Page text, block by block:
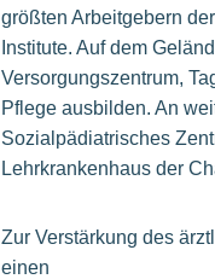
größten Arbeitgebern
Institute. Auf dem
Versorgungszentrum,
Pflege ausbilden. An
Sozialpädiatrisches
Lehrkrankenhaus der
Zur Verstärkung des
einen